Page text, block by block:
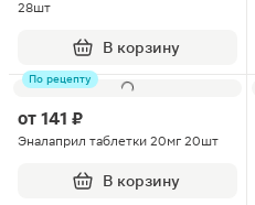
28шт
В корзину
По рецепту
от 141 ₽
Эналаприл таблетки 20мг 20шт
В корзину